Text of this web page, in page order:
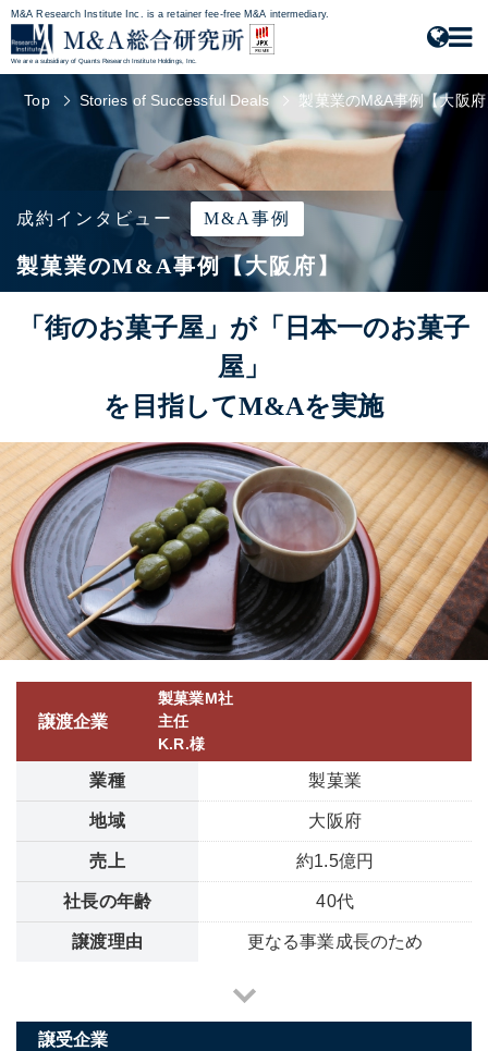
M&A Research Institute Inc. is a retainer fee-free M&A intermediary.
We are a subsidiary of Quants Research Institute Holdings, Inc.
Top Stories of Successful Deals 製菓業のM&A事例【大阪
成約インタビュー M&A事例
製菓業のM&A事例【大阪府】
「街のお菓子屋」が「日本一のお菓子
屋」
を目指してM&Aを実施
譲渡企業
製菓業M社
主任
K.R.様
業種 製菓業
地域 大阪府
売上 約1.5億円
社長の年齢 40代
譲渡理由 更なる事業成長のため
譲受企業